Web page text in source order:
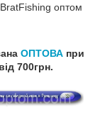
оптом
ОПТОВА при
700грн.